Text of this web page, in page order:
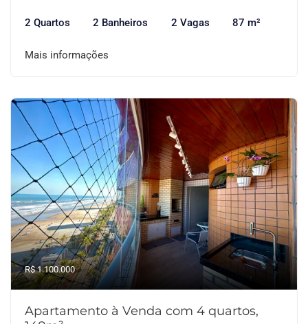
2 Quartos 2 Banheiros 2 Vagas 87 m²
Mais informações
R$ 1.100.000
Apartamento à Venda com 4 quartos,